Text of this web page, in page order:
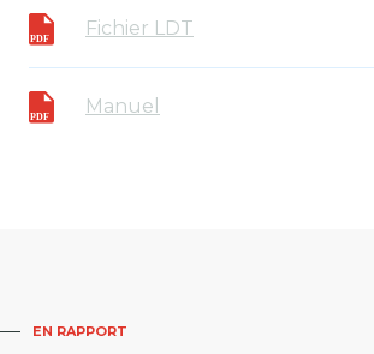
Fichier LDT
Manuel
EN RAPPORT